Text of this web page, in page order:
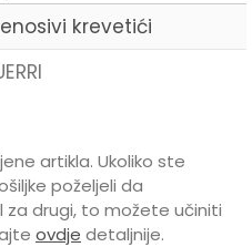
krevetići
artikla. Ukoliko ste
poželjeli da
za drugi, to možete učiniti
ovdje detaljnije.